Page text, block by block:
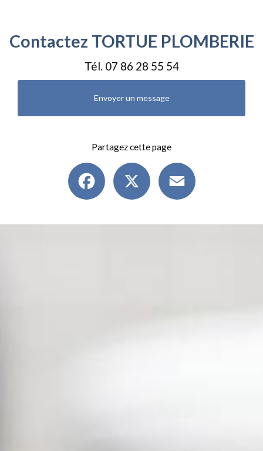
Contactez TORTUE PLOMBERIE
Tél. 07 86 28 55 54
Envoyer un message
Partagez cette page
Facebook